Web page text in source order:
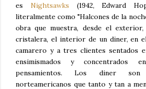
es Nightsawks (1942, Edward
literalmente como "Halcones de la
obra que muestra, desde el
cristalera, el interior de un diner, en
camarero y a tres clientes sentados
ensimismados y concentrados
pensamientos. Los diner
norteamericanos que tanto y tan a